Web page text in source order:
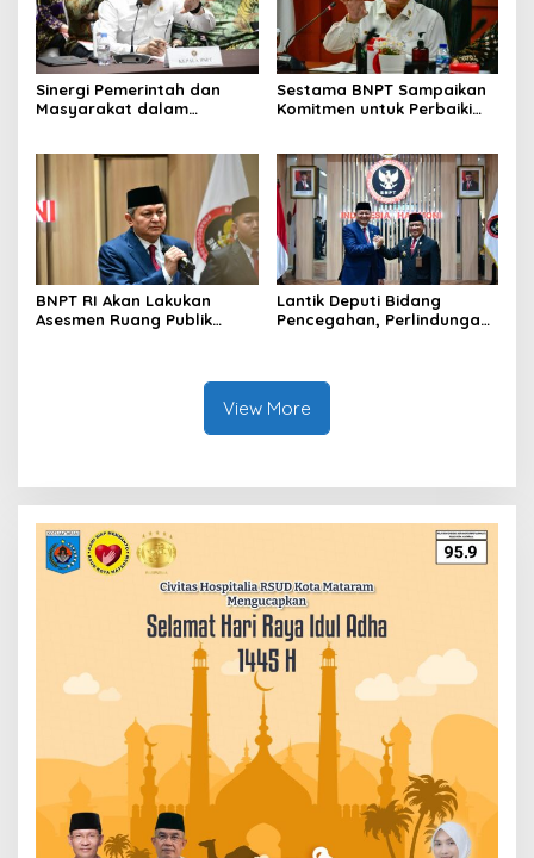
Sinergi Pemerintah dan
Masyarakat dalam
yang Semakin Baik
Sestama BNPT Sampaikan
Komitmen untuk Perbaiki
BNPT RI Akan Lakukan
Asesmen Ruang Publik
Lantik Deputi Bidang
Pencegahan, Perlindungan
Pencegahan
View More